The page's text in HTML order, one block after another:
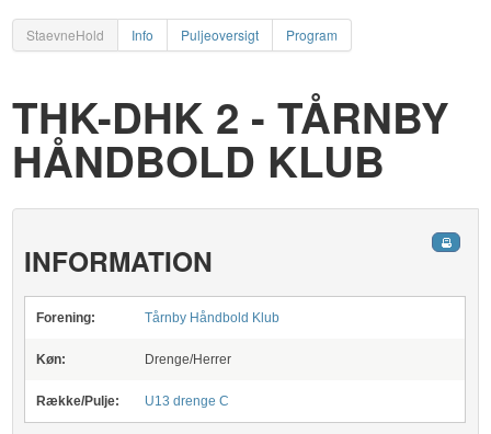
StaevneHold Info Puljeoversigt Program
THK-DHK 2 - TÅRNBY
HÅNDBOLD KLUB
INFORMATION
Forening: Tårnby Håndbold Klub
Køn: Drenge/Herrer
Række/Pulje: U13 drenge C